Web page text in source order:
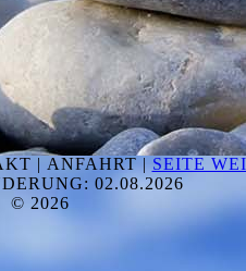
| ANFAHRT | SEITE
02.08.2026
© 2026